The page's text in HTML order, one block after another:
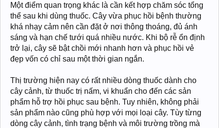
Một điểm quan trọng khác là cần kết hợp chăm sóc tổng
thể sau khi dùng thuốc. Cây vừa phục hồi bệnh thường
khá nhạy cảm nên cần đặt ở nơi thông thoáng, đủ ánh
sáng và hạn chế tưới quá nhiều nước. Khi bộ rễ ổn định
trở lại, cây sẽ bật chồi mới nhanh hơn và phục hồi vẻ
đẹp vốn có chỉ sau một thời gian ngắn.
Thị trường hiện nay có rất nhiều dòng thuốc dành cho
cây cảnh, từ thuốc trị nấm, vi khuẩn cho đến các sản
phẩm hỗ trợ hồi phục sau bệnh. Tuy nhiên, không phải
sản phẩm nào cũng phù hợp với mọi loại cây. Tùy từng
dòng cây cảnh, tình trạng bệnh và môi trường trồng mà